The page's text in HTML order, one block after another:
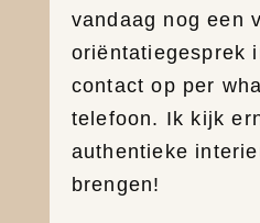
vandaag nog een
oriëntatiegesprek
contact op per
telefoon. Ik kijk
authentieke
brengen!